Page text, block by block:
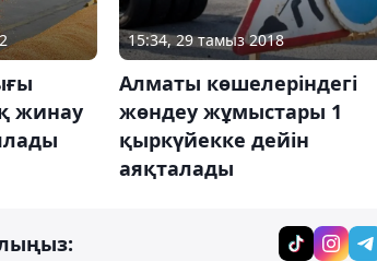
жинау
15:34, 29 тамыз 2018
Алматы көшелеріндегі
жөндеу жұмыстары 1
қыркүйекке дейін
аяқталады